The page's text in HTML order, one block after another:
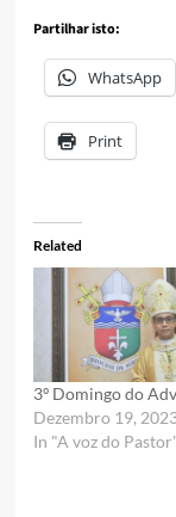
Partilhar isto:
WhatsApp
Print
Related
3º Domingo do
Dezembro 19,
In "A voz do